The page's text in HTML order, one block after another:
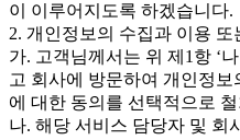
이 이루어지도록 하겠습니다.
2. 개인정보의 수집과 이용 또
가. 고객님께서는 위 제1항 ‘
고 회사에 방문하여 개인정
에 대한 동의를 선택적으로
나. 해당 서비스 담당자 및 회